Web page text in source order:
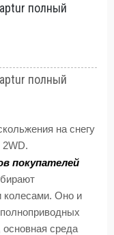
полный
полный
на снегу
покупателей
колесами. Оно и
среда